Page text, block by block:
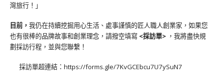
灣旅行！」
目前， 我仍在持續挖掘用心生活、處事謹慎的匠人職人創業家，如果您
也有很棒的品牌故事和創業理念，請撥空填寫 <採訪單> ，我將盡快規
劃採訪行程，並與您聯繫！
採訪單超連結： https://forms.gle/7KvGCEbcu7U7ySuN7